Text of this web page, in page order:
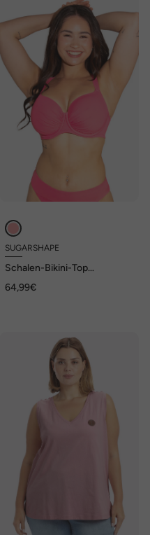
SUGARSHAPE
Schalen-Bikini-Top
64,99€